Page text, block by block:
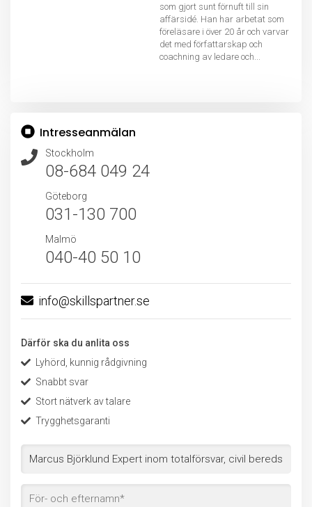
som gjort sunt förnuft till sin
affärsidé. Han har arbetat som
föreläsare i över 20 år och varvar
det med författarskap och
coachning av ledare och...
Intresseanmälan
Stockholm
08-684 049 24
Göteborg
031-130 700
Malmö
040-40 50 10
info@skillspartner.se
Därför ska du anlita oss
Lyhörd, kunnig rådgivning
Snabbt svar
Stort nätverk av talare
Trygghetsgaranti